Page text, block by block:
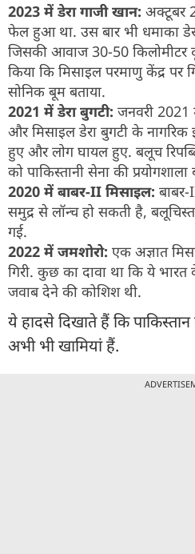
2023 में डेरा गाजी खान: अक्टूबर
फेल हुआ था. उस बार भी धमाका
जिसकी आवाज 30-50 किलोमीटर
किया कि मिसाइल परमाणु केंद्र पर
सोनिक बूम बताया.
2021 में डेरा बुगटी: जनवरी
और मिसाइल डेरा बुगटी के नागरिक
हुए और लोग घायल हुए. बलूच
को पाकिस्तानी सेना की
2020 में बाबर-II मिसाइल:
समुद्र से लॉन्च हो सकती है,
गई.
2022 में जमशोरो: एक अज्ञात
गिरी. कुछ का दावा था कि ये भारत
जवाब देने की कोशिश थी.
ये हादसे दिखाते हैं कि
अभी भी खामियां हैं.